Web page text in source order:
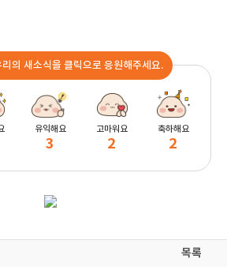
의 새소식을 클릭으로 응원해주세요.
유익해요
3
고마워요
2
축하해요
2
목록